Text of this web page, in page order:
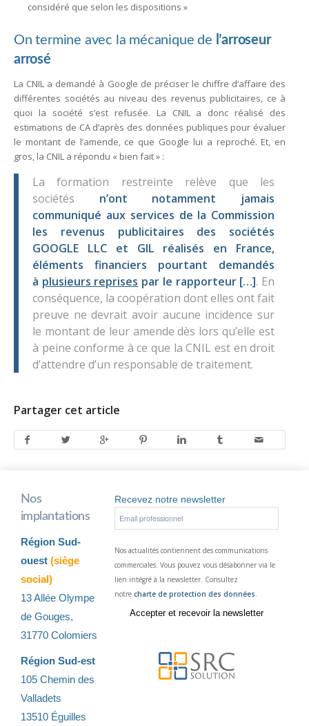
considéré que selon les dispositions »
On termine avec la mécanique de l’arroseur
arrosé
La CNIL a demandé à Google de préciser le chiffre d’affaire des
différentes sociétés au niveau des revenus publicitaires, ce à
quoi la société s’est refusée. La CNIL a donc réalisé des
estimations de CA d’après des données publiques pour évaluer
le montant de l’amende, ce que Google lui a reproché. Et, en
gros, la CNIL a répondu « bien fait » :
La formation restreinte relève que les
sociétés n’ont notamment jamais
communiqué aux services de la Commission
les revenus publicitaires des sociétés
GOOGLE LLC et GIL réalisés en France,
éléments financiers pourtant demandés
à plusieurs reprises par le rapporteur […]. En
conséquence, la coopération dont elles ont fait
preuve ne devrait avoir aucune incidence sur
le montant de leur amende dès lors qu’elle est
à peine conforme à ce que la CNIL est en droit
d’attendre d’un responsable de traitement.
Partager cet article
Nos
implantations
Région Sud-
ouest (siège
social)
13 Allée Olympe
de Gouges,
31770 Colomiers
Région Sud-est
105 Chemin des
Valladets
13510 Éguilles
Recevez notre newsletter
Nos actualités contiennent des communications
commerciales. Vous pouvez vous désabonner via le
lien intégré à la newsletter. Consultez
notre charte de protection des données.